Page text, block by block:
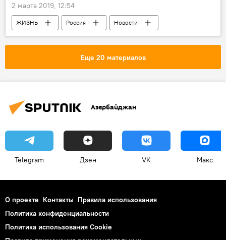
2 марта 2019, 12:54
ЖИЗНЬ Россия
Новости
События и даты
Ученый
Еще 20 материалов
Азербайджан
Telegram Дзен VK Макс
О проекте Контакты Правила использования
Политика конфиденциальности
Политика использования Cookie